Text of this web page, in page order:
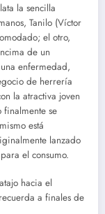
la sencilla
Tanilo (Víctor
el otro,
de un
enfermedad,
de herrería
la atractiva joven
finalmente se
está
lanzado
el consumo.
hacia el
a finales de